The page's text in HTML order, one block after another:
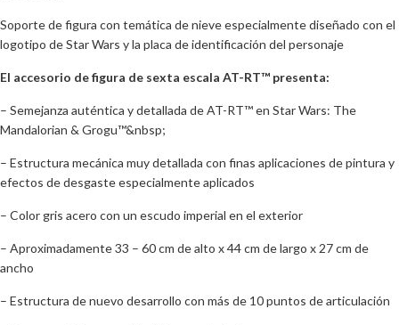
Soporte de figura con temática de nieve especialmente diseñado con el
logotipo de Star Wars y la placa de identificación del personaje
El accesorio de figura de sexta escala AT-RT™ presenta:
– Semejanza auténtica y detallada de AT-RT™ en Star Wars: The
Mandalorian & Grogu™&nbsp;
– Estructura mecánica muy detallada con finas aplicaciones de pintura y
efectos de desgaste especialmente aplicados
– Color gris acero con un escudo imperial en el exterior
– Aproximadamente 33 – 60 cm de alto x 44 cm de largo x 27 cm de
ancho
– Estructura de nuevo desarrollo con más de 10 puntos de articulación